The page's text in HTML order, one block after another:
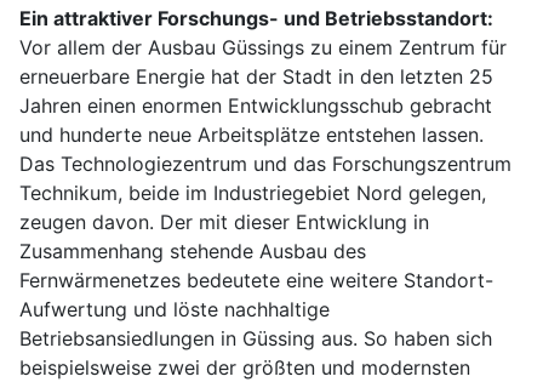
Ein attraktiver Forschungs- und Betriebsstandort:
Vor allem der Ausbau Güssings zu einem Zentrum für
erneuerbare Energie hat der Stadt in den letzten 25
Jahren einen enormen Entwicklungsschub gebracht
und hunderte neue Arbeitsplätze entstehen lassen.
Das Technologiezentrum und das Forschungszentrum
Technikum, beide im Industriegebiet Nord gelegen,
zeugen davon. Der mit dieser Entwicklung in
Zusammenhang stehende Ausbau des
Fernwärmenetzes bedeutete eine weitere Standort-
Aufwertung und löste nachhaltige
Betriebsansiedlungen in Güssing aus. So haben sich
beispielsweise zwei der größten und modernsten